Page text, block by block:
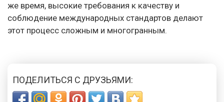
же время, высокие требования к качеству и
соблюдение международных стандартов делают
этот процесс сложным и многогранным.
ПОДЕЛИТЬСЯ С ДРУЗЬЯМИ: